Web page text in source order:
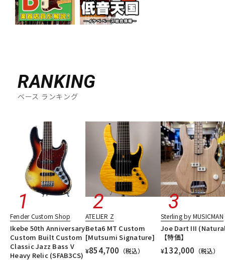
アンプ
DTM オンライン納品
配信/ライブ機器 楽器アクセサリ
中古 ヴィンテージ
RANKING
ベース ランキング
Fender Custom Shop
Ikebe 50th Anniversary
Custom Built Custom
Classic Jazz Bass V
Heavy Relic (SFAB3CS)
ATELIER Z
Beta6 MT Custom
[Mutsumi Signature]
¥854,700 （税込）
Sterling by MUSICMAN
Joe Dart III
【特価】
¥132,000 （税込）